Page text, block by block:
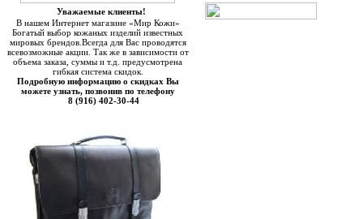
Уважаемые клиенты!
В нашем Интернет магазине «Мир Кожи»
Богатый выбор кожаных изделий известных
мировых брендов.Всегда для Вас проводятся
всевозможные акции. Так же в зависимости от
объема заказа, суммы и т.д. предусмотрена
гибкая система скидок.
Подробную информацию о скидках Вы
можете узнать, позвонив по телефону
8 (916) 402-30-44